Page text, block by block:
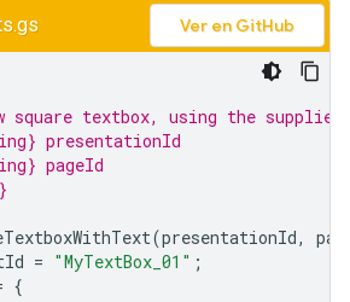
Ver en GitHub
square textbox, using the
presentationId
pageId
(presentationId,
= "MyTextBox_01" ;
{